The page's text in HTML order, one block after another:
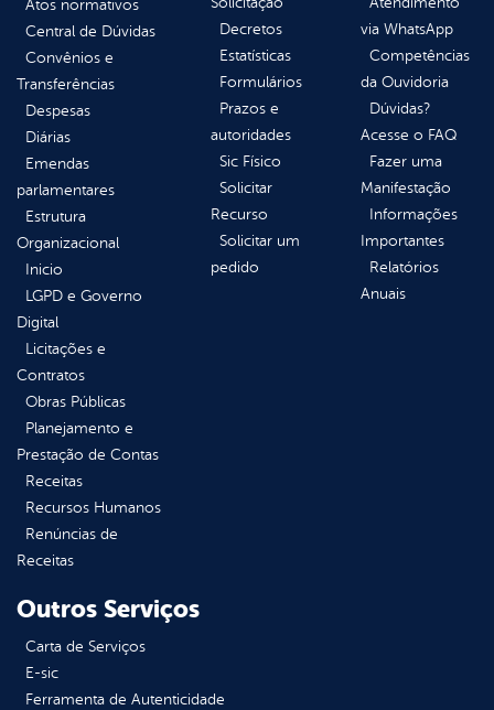
Atos normativos
Central de Dúvidas
Convênios e
Transferências
Despesas
Diárias
Emendas
parlamentares
Estrutura
Organizacional
Inicio
LGPD e Governo
Digital
Licitações e
Contratos
Obras Públicas
Planejamento e
Prestação de Contas
Receitas
Recursos Humanos
Renúncias de
Receitas
Decretos
Estatísticas
Formulários
Prazos e
autoridades
Sic Físico
Solicitar
Recurso
Solicitar um
pedido
via WhatsApp
Competências
da Ouvidoria
Dúvidas?
Acesse o FAQ
Fazer uma
Manifestação
Informações
Importantes
Relatórios
Anuais
Outros Serviços
Carta de Serviços
E-sic
Ferramenta de Autenticidade